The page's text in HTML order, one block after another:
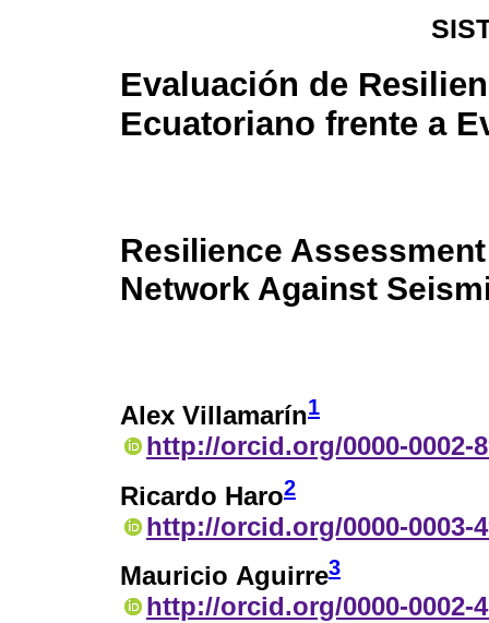
Evaluación de
Ecuatoriano frente a
Resilience
Network Against
Alex Villamarín1
http://orcid.org/0000-0002-
Ricardo Haro2
http://orcid.org/0000-0003-
Mauricio Aguirre3
http://orcid.org/0000-0002-